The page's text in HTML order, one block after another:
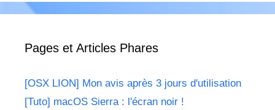
Pages et Articles Phares
[OSX LION] Mon avis après 3 jours d'utilisation
[Tuto] macOS Sierra : l'écran noir !